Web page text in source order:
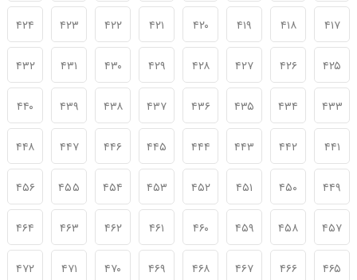
۴۱۷ ۴۱۸ ۴۱۹ ۴۲۰ ۴۲۱ ۴۲۲ ۴۲۳ ۴۲۴
۴۲۵ ۴۲۶ ۴۲۷ ۴۲۸ ۴۲۹ ۴۳۰ ۴۳۱ ۴۳۲
۴۳۳ ۴۳۴ ۴۳۵ ۴۳۶ ۴۳۷ ۴۳۸ ۴۳۹ ۴۴۰
۴۴۱ ۴۴۲ ۴۴۳ ۴۴۴ ۴۴۵ ۴۴۶ ۴۴۷ ۴۴۸
۴۴۹ ۴۵۰ ۴۵۱ ۴۵۲ ۴۵۳ ۴۵۴ ۴۵۵ ۴۵۶
۴۵۷ ۴۵۸ ۴۵۹ ۴۶۰ ۴۶۱ ۴۶۲ ۴۶۳ ۴۶۴
۴۶۵ ۴۶۶ ۴۶۷ ۴۶۸ ۴۶۹ ۴۷۰ ۴۷۱ ۴۷۲